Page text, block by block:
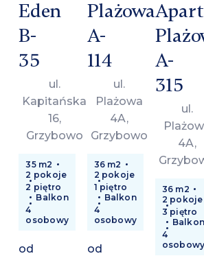
Eden
B-
35
ul.
Kapitańska
16,
Grzybowo
35 m2
2 pokoje
2 piętro
Balkon
4
osobowy
od
Plażowa
A-
114
ul.
Plażowa
4A,
Grzybowo
36 m2
2 pokoje
1 piętro
Balkon
4
osobowy
od
A-
315
ul.
4A,
36 m2
2 pokoje
3 piętro
4